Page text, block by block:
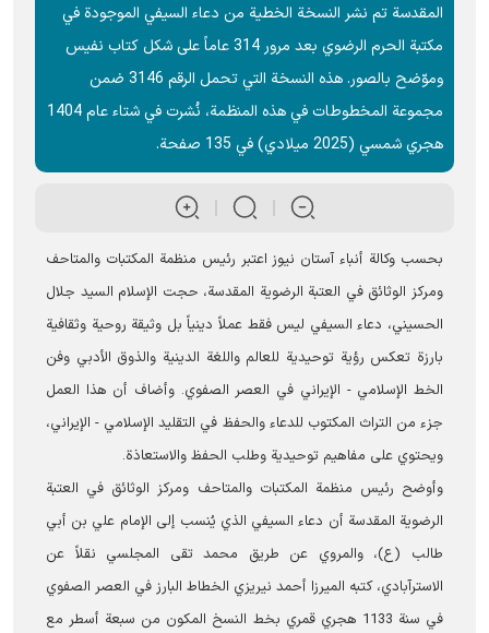
المقدسة تم نشر النسخة الخطية من دعاء السيفي الموجودة في
مكتبة الحرم الرضوي بعد مرور 314 عاماً على شكل كتاب نفيس
وموّضح بالصور. هذه النسخة التي تحمل الرقم 3146 ضمن
مجموعة المخطوطات في هذه المنظمة، نُشرت في شتاء عام 1404
هجري شمسي (2025 ميلادي) في 135 صفحة.
بحسب وکالة أنباء آستان نیوز اعتبر رئيس منظمة المكتبات والمتاحف
ومركز الوثائق في العتبة الرضوية المقدسة، حجت الإسلام السيد جلال
الحسيني، دعاء السيفي ليس فقط عملاً دينياً بل وثيقة روحية وثقافية
بارزة تعكس رؤية توحيدية للعالم واللغة الدينية والذوق الأدبي وفن
الخط الإسلامي - الإيراني في العصر الصفوي. وأضاف أن هذا العمل
جزء من التراث المكتوب للدعاء والحفظ في التقليد الإسلامي - الإيراني،
ويحتوي على مفاهيم توحيدية وطلب الحفظ والاستعاذة.
وأوضح رئيس منظمة المكتبات والمتاحف ومركز الوثائق في العتبة
الرضوية المقدسة أن دعاء السيفي الذي يُنسب إلى الإمام علي بن أبي
طالب (ع)، والمروي عن طريق محمد تقی المجلسي نقلاً عن
الاسترآبادي، کتبه الميرزا أحمد نيريزي الخطاط البارز في العصر الصفوي
في سنة 1133 هجري قمري بخط النسخ المكون من سبعة أسطر مع